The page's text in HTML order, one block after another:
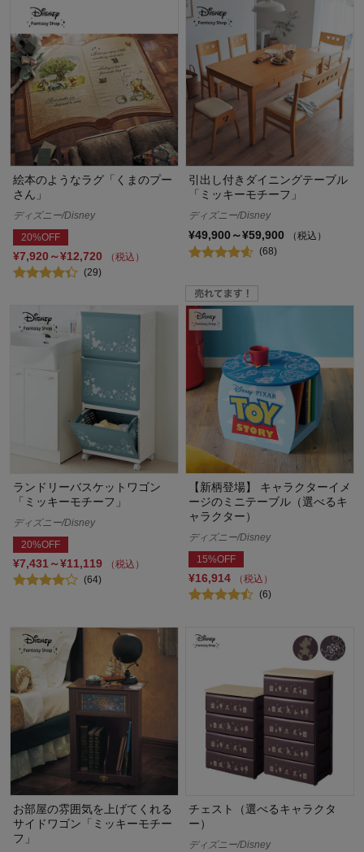
絵本のようなラグ「くまのプー
さん」
ディズニー/Disney
20%OFF
¥7,920～¥12,720
（税込）
(29)
引出し付きダイニングテーブル
「ミッキーモチーフ」
ディズニー/Disney
¥49,900～¥59,900
（税込）
(68)
ランドリーバスケットワゴン
「ミッキーモチーフ」
ディズニー/Disney
20%OFF
¥7,431～¥11,119
（税込）
(64)
【新柄登場】 キャラクターイメ
ージのミニテーブル（選べるキ
ャラクター）
ディズニー/Disney
15%OFF
¥16,914
（税込）
(6)
お部屋の雰囲気を上げてくれる
サイドワゴン「ミッキーモチー
フ」
チェスト（選べるキャラクタ
ー）
ディズニー/Disney